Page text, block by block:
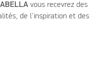
vous recevrez des
de l'inspiration et des